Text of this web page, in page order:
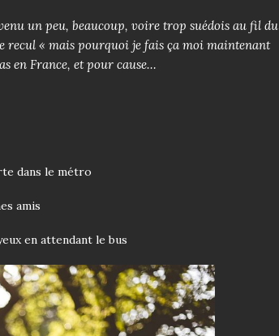
un peu, beaucoup, voire trop suédois au fil du
recul « mais pourquoi je fais ça moi maintenant
en France, et pour cause…
dans le métro
amis
en attendant le bus